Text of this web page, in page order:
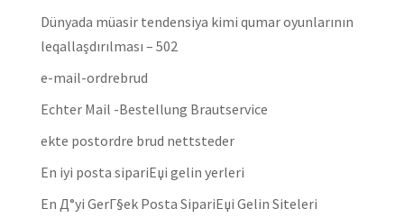
Dünyada müasir tendensiya kimi qumar oyunlarının
leqallaşdırılması – 502
e-mail-ordrebrud
Echter Mail -Bestellung Brautservice
ekte postordre brud nettsteder
En iyi posta sipariЕџi gelin yerleri
En Д°yi GerГ§ek Posta SipariЕџi Gelin Siteleri